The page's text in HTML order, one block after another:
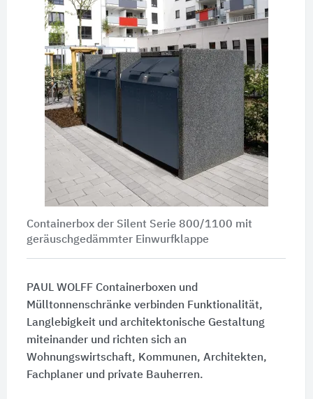
Containerbox der Silent Serie 800/1100 mit
geräuschgedämmter Einwurfklappe
PAUL WOLFF Containerboxen und
Mülltonnenschränke verbinden Funktionalität,
Langlebigkeit und architektonische Gestaltung
miteinander und richten sich an
Wohnungswirtschaft, Kommunen, Architekten,
Fachplaner und private Bauherren.